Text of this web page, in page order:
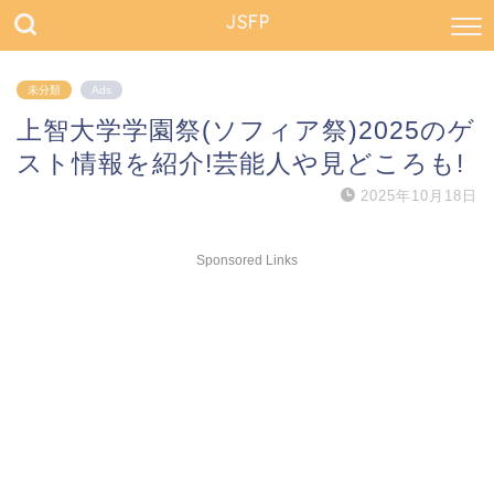
JSFP
未分類 Ads
上智大学学園祭(ソフィア祭)2025のゲ
スト情報を紹介!芸能人や見どころも!
2025年10月18日
Sponsored Links